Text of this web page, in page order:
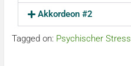
Akkordeon #2
Tagged on: Psychischer Stress